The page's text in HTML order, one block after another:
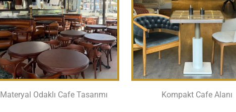
Materyal Odaklı Cafe Tasarımı Kompakt Cafe Alanı